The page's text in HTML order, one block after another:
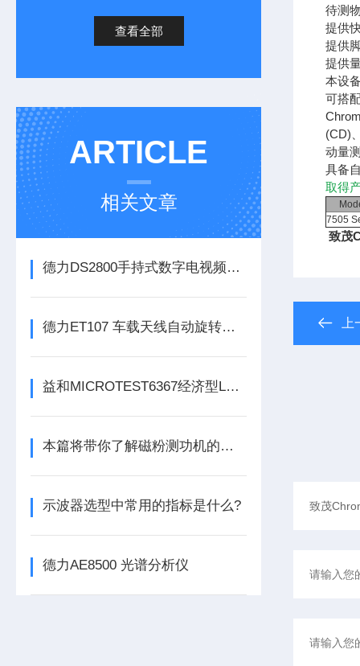
查看全部
ARTICLE
相关文章
德力DS2800手持式数字电视频谱分析仪
德力ET107 车载天线自动旋转平台
益和MICROTEST6367经济型LCR测试仪
本篇将带你了解磁粉测功机的结构组成
示波器选型中常用的指标是什么?
德力AE8500 光谱分析仪
待测
提供
提供
提供
本设
可搭
(CD)
动量
具备
取得
7505
致茂